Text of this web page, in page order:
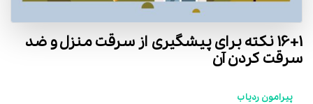
16+1 نکته برای پیشگیری از سرقت منزل و ضد
سرقت کردن آن
پیرامون ردیاب